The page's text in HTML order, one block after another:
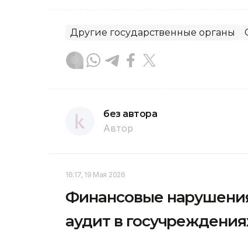
Другие государственные органы
без автора
Автор
16:17, 19 Мая 2026
Финансовые
аудит в